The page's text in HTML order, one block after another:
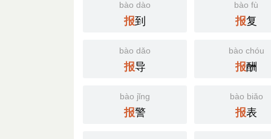
bào dào
报到
bào fù
报复
bào dǎo
报导
bào chóu
报酬
bào jǐng
报警
bào biǎo
报表